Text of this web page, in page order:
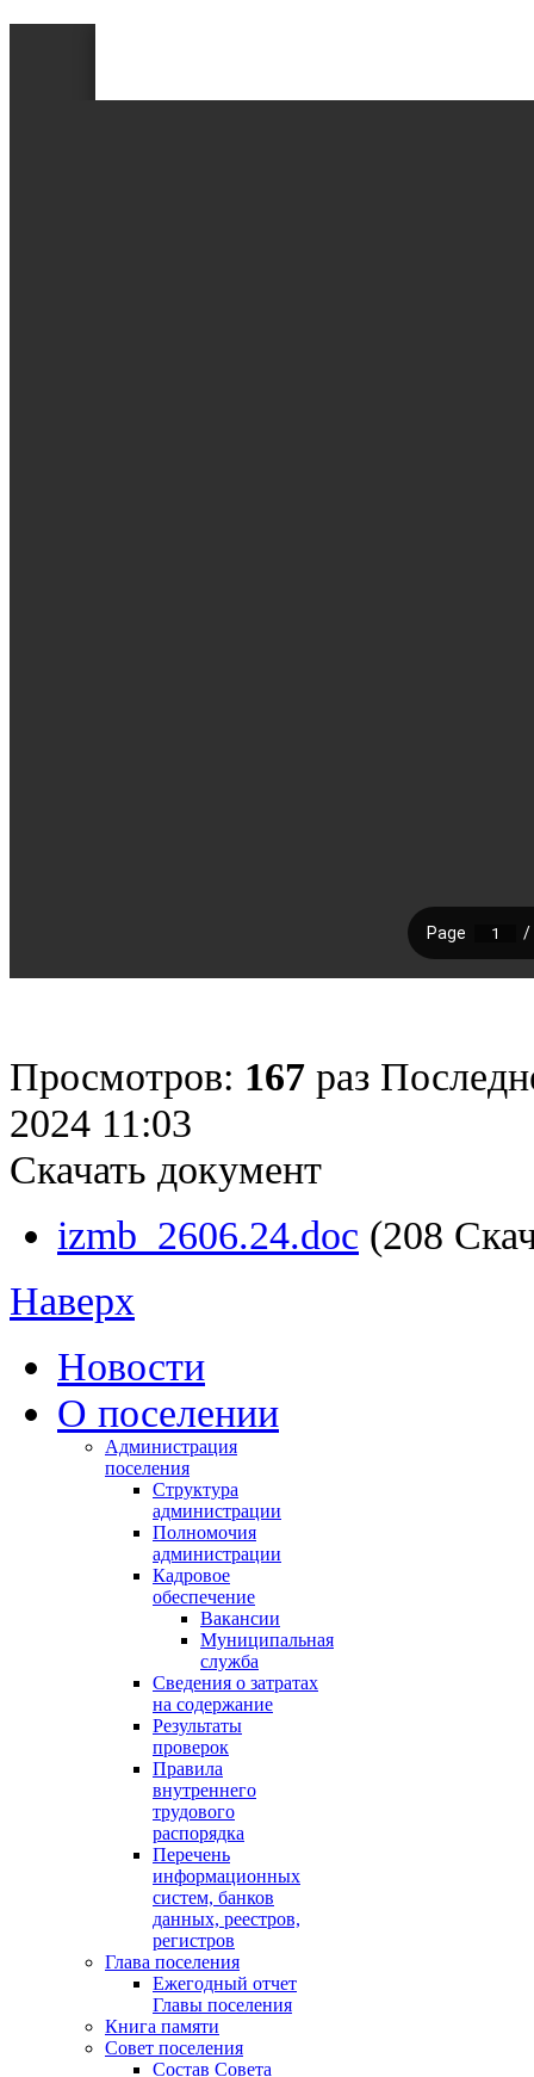
Просмотров: 167 раз
2024 11:03
Скачать документ
izmb_2606.24.doc (208
Наверх
Новости
О поселении
Администрация
поселения
Структура
администрации
Полномочия
администрации
Кадровое
обеспечение
Вакансии
Муниципальная
служба
Сведения о затратах
на содержание
Результаты
проверок
Правила
внутреннего
трудового
распорядка
Перечень
информационных
систем, банков
данных, реестров,
регистров
Глава поселения
Ежегодный отчет
Главы поселения
Книга памяти
Совет поселения
Состав Совета